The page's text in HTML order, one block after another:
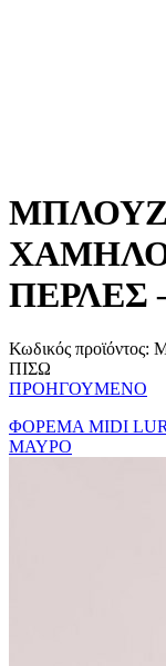
ΧΑΜΗΛΟ
ΠΕΡΛΕΣ
Κωδικός προϊόντος:
ΠΙΣΩ
ΠΡΟΗΓΟΥΜΕΝΟ
ΦΟΡΕΜΑ MIDI
ΜΑΥΡΟ